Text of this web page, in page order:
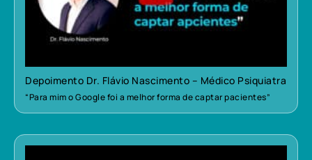
Depoimento Dr. Flávio Nascimento – Médico Psiquiatra
“Para mim o Google foi a melhor forma de captar pacientes”